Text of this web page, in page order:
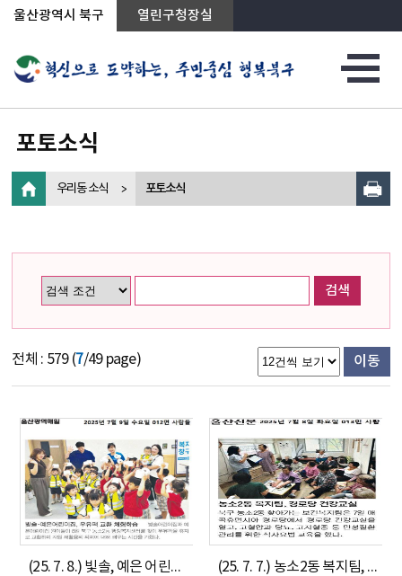
상단메뉴로 바로가기
전체메뉴로 바로가기
왼쪽메뉴로 바로가기
본문으로 바로가기
울산광역시 북구 열린구청장실
포토소식
우리동 소식 포토소식
검색
전체 : 579 (7/49 page) 이동
(25. 7. 8.) 빛솔, 예은 어린이집, 우유팩 교환 체험학습 (25. 7. 7.) 농소2동 복지팀, 경로당 건강교실(매곡휴먼시아경로당)